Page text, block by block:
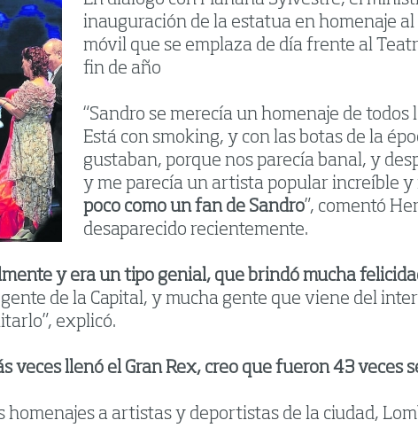
inauguración de la estatua en homenaje
móvil que se emplaza de día frente al
fin de año
“Sandro se merecía un homenaje de
Está con smoking, y con las botas de la
gustaban, porque nos parecía banal, y
y me parecía un artista popular increíble
poco como un fan de Sandro”, comentó
desaparecido recientemente.
y era un tipo genial, que brindó mucha
de la Capital, y mucha gente que viene del
explicó.
veces llenó el Gran Rex, creo que fueron 43 veces
homenajes a artistas y deportistas de la ciudad,